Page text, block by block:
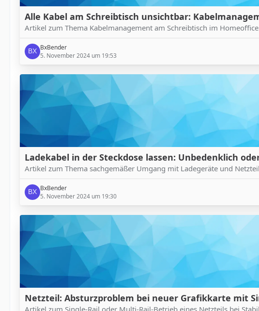
Alle Kabel am Schreibtisch unsichtbar:
Artikel zum Thema Kabelmanagement am Schreibtisch im
BxBender
5. November 2024 um 19:53
Ladekabel in der Steckdose lassen: Unbedenklich
Artikel zum Thema sachgemäßer Umgang mit Ladegeräte und
BxBender
5. November 2024 um 19:30
Netzteil: Absturzproblem bei neuer Grafikkarte mit
Artikel zum Single-Rail oder Multi-Rail-Betrieb eines Netzteils bei